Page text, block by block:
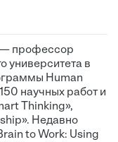
— профессор
университета в
Human
научных работ и
Thinking»,
Недавно
to Work: Using